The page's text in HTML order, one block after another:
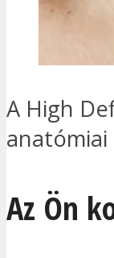
A High
Az Ön